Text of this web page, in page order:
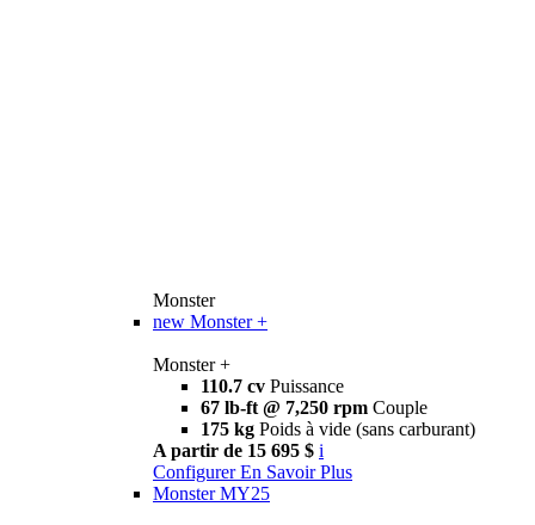
Monster
new Monster +
Monster +
110.7 cv Puissance
67 lb-ft @ 7,250 rpm Couple
175 kg Poids à vide (sans carburant)
A partir de 15 695 $ i
Configurer En Savoir Plus
Monster MY25